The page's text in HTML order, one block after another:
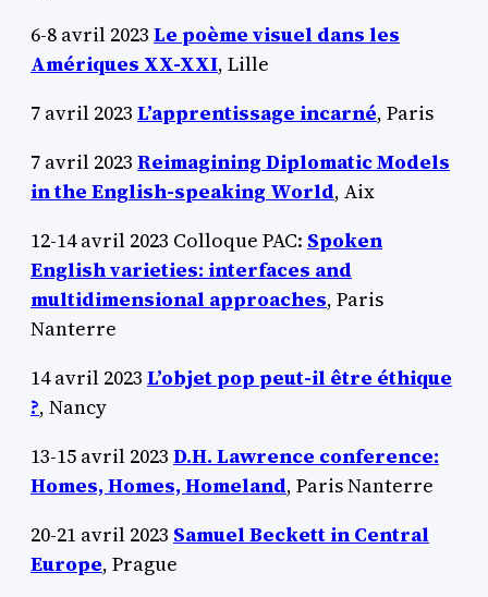
6-8 avril 2023 Le poème visuel dans les
Amériques XX-XXI, Lille
7 avril 2023 L’apprentissage incarné, Paris
7 avril 2023 Reimagining Diplomatic Models
in the English-speaking World, Aix
12-14 avril 2023 Colloque PAC: Spoken
English varieties: interfaces and
multidimensional approaches, Paris
Nanterre
14 avril 2023 L’objet pop peut-il être éthique
?, Nancy
13-15 avril 2023 D.H. Lawrence conference:
Homes, Homes, Homeland, Paris Nanterre
20-21 avril 2023 Samuel Beckett in Central
Europe, Prague